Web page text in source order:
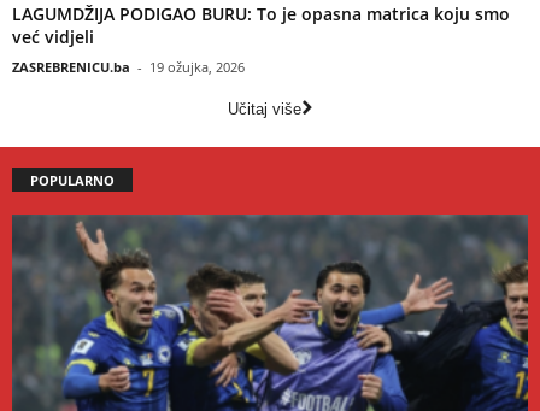
LAGUMDŽIJA PODIGAO BURU: To je opasna matrica koju smo
već vidjeli
ZASREBRENICU.ba - 19 ožujka, 2026
Učitaj više
POPULARNO